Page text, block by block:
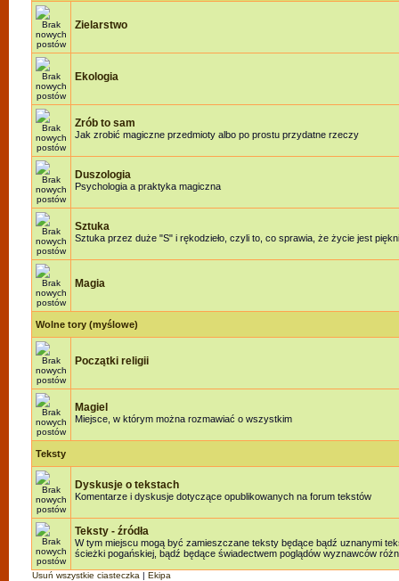
Zielarstwo
Ekologia
Zrób to sam
Jak zrobić magiczne przedmioty albo po prostu przydatne rzeczy
Duszologia
Psychologia a praktyka magiczna
Sztuka
Sztuka przez duże "S" i rękodzieło, czyli to, co sprawia, że życie jest
Magia
Wolne tory (myślowe)
Początki religii
Magiel
Miejsce, w którym można rozmawiać o wszystkim
Teksty
Dyskusje o tekstach
Komentarze i dyskusje dotyczące opublikowanych na forum tekstów
Teksty - źródła
W tym miejscu mogą być zamieszczane teksty będące bądź uznanymi
ścieżki pogańskiej, bądź będące świadectwem poglądów wyznawców
Usuń wszystkie ciasteczka | Ekipa